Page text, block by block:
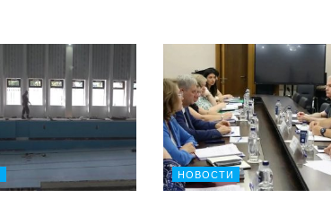
НОВОСТИ